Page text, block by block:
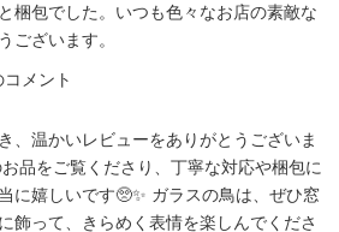
梱包でした。いつも色々なお店の素敵な
ございます。
メント
、温かいレビューをありがとうございま
品をご覧くださり、丁寧な対応や梱包に
に嬉しいです🥺✨ ガラスの鳥は、ぜひ窓
飾って、きらめく表情を楽しんでくださ